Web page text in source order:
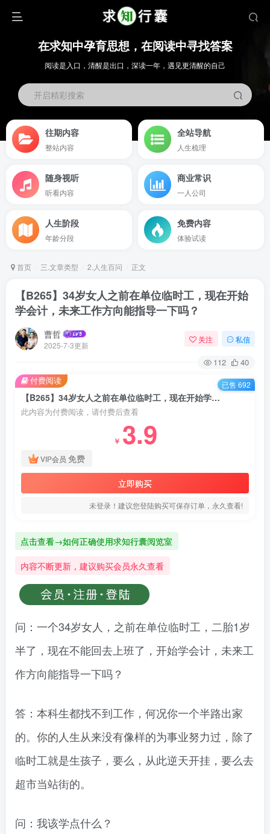
在求知中孕育思想，在阅读中寻找答案
阅读是入口，清醒是出口，深读一年，遇见更清醒的自己
开启精彩搜索
往期内容
整站内容
全站导航
人生梳理
随身视听
听看内容
商业常识
一人公司
人生阶段
年龄分段
免费内容
体验试读
首页 三.文章类型 2.人生百问 正文
【B265】34岁女人之前在单位临时工，现在开始
学会计，未来工作方向能指导一下吗？
曹哲
2025-7-3更新
关注 私信
112 40
【B265】34岁女人之前在单位临时工，现在开始学会计，未来工作方向能指导一下吗？
此内容为付费阅读，请付费后查看
￥ 3.9
VIP会员 免费
立即购买
未登录！建议您登陆购买可保存订单，永久查看!
付费阅读 已售 692
点击查看→如何正确使用求知行囊阅览室
内容不断更新，建议购买会员永久查看
问：一个34岁女人，之前在单位临时工，二胎1岁
半了，现在不能回去上班了，开始学会计，未来工
作方向能指导一下吗？
答：本科生都找不到工作，何况你一个半路出家
的。你的人生从来没有像样的为事业努力过，除了
临时工就是生孩子，要么，从此逆天开挂，要么去
超市当站街的。
问：我该学点什么？